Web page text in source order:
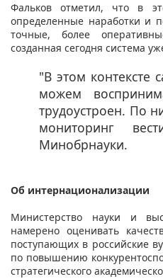
Фальков отметил, что в
определенные наработки и
точные, более
созданная сегодня система
"В этом контексте
можем
трудоустроен. По
мониторинг
Минобрнауки.
Об интернационализации ​
Министерство науки и
намерено оценивать
поступающих в российские
по повышению
стратегического